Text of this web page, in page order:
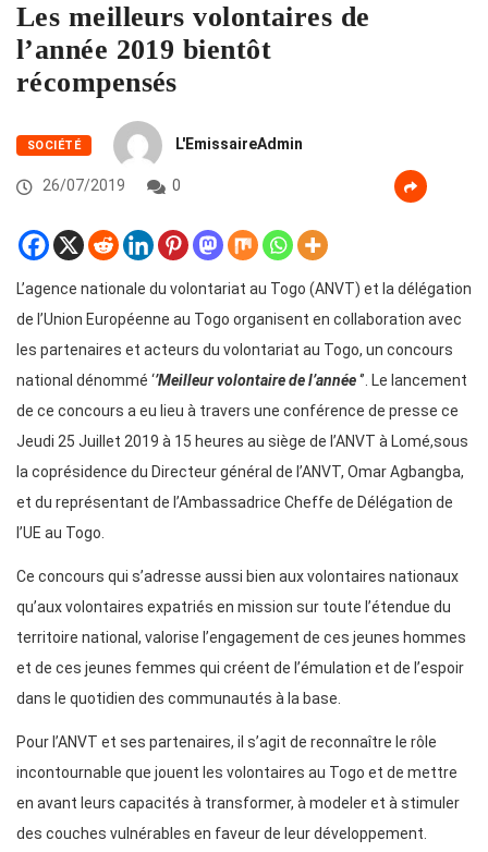
Les meilleurs volontaires de
l’année 2019 bientôt
récompensés
SOCIÉTÉ L'EmissaireAdmin
26/07/2019 0
L’agence nationale du volontariat au Togo (ANVT) et la délégation
de l’Union Européenne au Togo organisent en collaboration avec
les partenaires et acteurs du volontariat au Togo, un concours
national dénommé ‘’Meilleur volontaire de l’année‘’. Le lancement
de ce concours a eu lieu à travers une conférence de presse ce
Jeudi 25 Juillet 2019 à 15 heures au siège de l’ANVT à Lomé,sous
la coprésidence du Directeur général de l’ANVT, Omar Agbangba,
et du représentant de l’Ambassadrice Cheffe de Délégation de
l’UE au Togo.
Ce concours qui s’adresse aussi bien aux volontaires nationaux
qu’aux volontaires expatriés en mission sur toute l’étendue du
territoire national, valorise l’engagement de ces jeunes hommes
et de ces jeunes femmes qui créent de l’émulation et de l’espoir
dans le quotidien des communautés à la base.
Pour l’ANVT et ses partenaires, il s’agit de reconnaître le rôle
incontournable que jouent les volontaires au Togo et de mettre
en avant leurs capacités à transformer, à modeler et à stimuler
des couches vulnérables en faveur de leur développement.